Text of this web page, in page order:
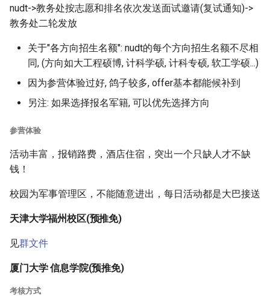
nudt->教务处按志愿和排名依次发送面试邀请(复试通知)->
教务处二轮发放
关于"各方向招生名额": nudt的每个方向招生名额不尽相
同, (方向如大工程硕博, 计科学硕, 计科专硕, 软工学硕...)
因为参营体验过好, 鸽子较多, offer基本都能候补到
另注: 如果选择报名军籍, 可以优先选择方向
参营体验
活动丰富，报销路费，酒店住宿，突出一个只缺人才不缺
钱！
校园为军事管理区，不能随意进出，每日活动都是大巴接送
天津大学福州校区(预推免)
见群文件
厦门大学 信息学院(预推免)
考核方式